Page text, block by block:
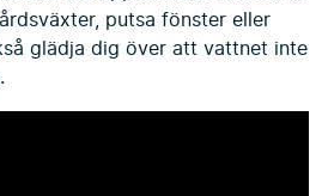
putsa fönster eller
glädja dig över att vattnet inte